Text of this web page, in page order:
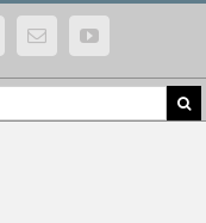
Email YouTube